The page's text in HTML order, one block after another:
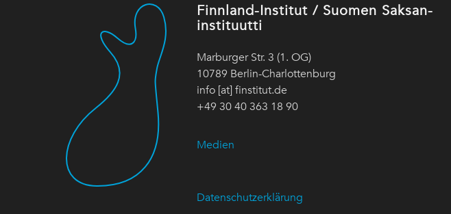
Finnland-Institut / Suomen Saksan-
instituutti
Marburger Str. 3 (1. OG)
10789 Berlin-Charlottenburg
info [at] finstitut.de
+49 30 40 363 18 90
Medien
Datenschutzerklärung